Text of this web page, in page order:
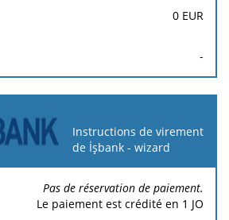
0 EUR
-
Instructions de virement
de İşbank - wizard
Pas de réservation de paiement.
Le paiement est crédité en 1 JO